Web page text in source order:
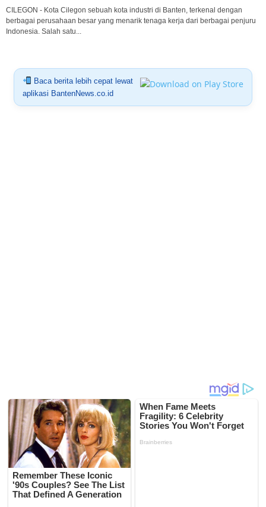
CILEGON - Kota Cilegon sebuah kota industri di Banten, terkenal dengan
berbagai perusahaan besar yang menarik tenaga kerja dari berbagai penjuru
Indonesia. Salah satu...
Baca berita lebih cepat lewat
aplikasi BantenNews.co.id